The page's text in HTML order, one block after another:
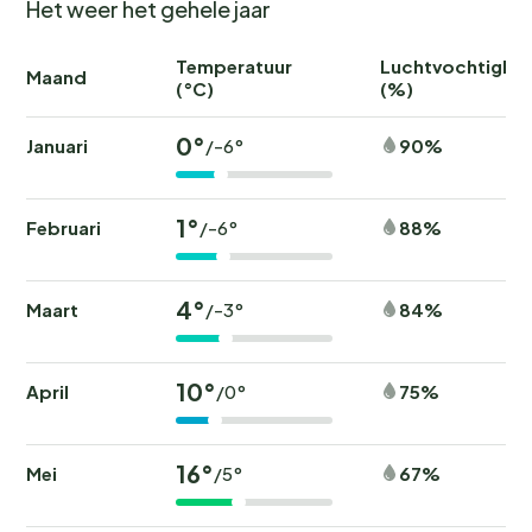
Het weer het gehele jaar
Maand
Temperatuur
(°C)
(%)
Januari 0°/-6° 90%
Februari 1°/-6° 88%
Maart 4°/-3° 84%
April 10°/0° 75%
Mei 16°/5° 67%